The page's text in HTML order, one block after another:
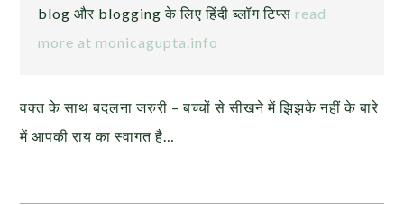
blog और blogging के लिए हिंदी ब्लॉग टिप्स read
more at monicagupta.info
वक्त के साथ बदलना जरुरी – बच्चों से सीखने में झिझके नहीं के बारे
में आपकी राय का स्वागत है…